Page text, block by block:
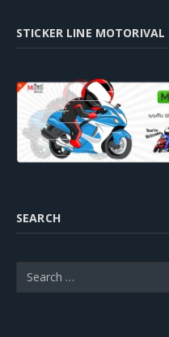
STICKER LINE MOTORIVAL
SEARCH